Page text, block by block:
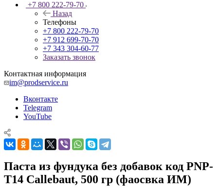
+7 800 222-79-70
Назад
Телефоны
+7 800 222-79-70
+7 912 699-70-70
+7 343 304-60-77
Заказать звонок
Контактная информация
im@prodservice.ru
Вконтакте
Telegram
YouTube
Паста из фундука без добавок код PNP-
T14 Callebaut, 500 гр (фаосвка ИМ)